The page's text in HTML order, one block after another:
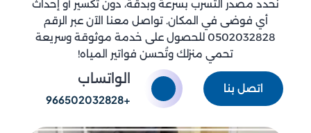
نحدد مصدر التسرب بسرعة وبدقة، دون تكسير أو إحداث
أي فوضى في المكان. تواصل معنا الآن عبر الرقم
0502032828 للحصول على خدمة موثوقة وسريعة
تحمي منزلك وتُحسن فواتير المياه!
اتصل بنا
الواتساب
+966502032828